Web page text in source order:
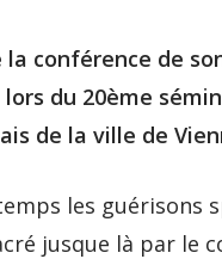
conférence de
du 20ème
de la ville de
les guérisons
jusque là par le